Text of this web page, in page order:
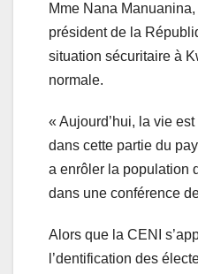
Mme Nana
président de la
situation sécuritaire à
normale.
« Aujourd’hui, la vie
dans cette partie du
a enrôler la population
dans une conférence
Alors que la CENI
l’dentification des